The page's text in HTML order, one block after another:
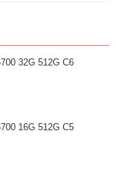
32G 512G C6
16G 512G C5